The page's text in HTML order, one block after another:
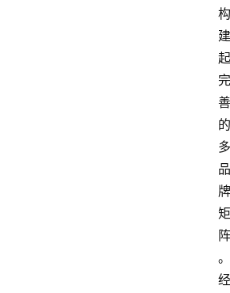
构
建
起
完
善
的
多
品
牌
矩
阵
。
经